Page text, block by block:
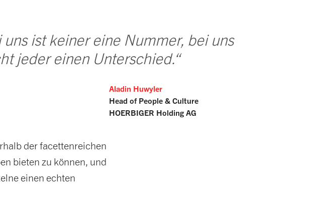
uns ist keiner eine Nummer, bei uns
jeder einen Unterschied.“
Aladin Huwyler
Head of People & Culture
HOERBIGER Holding AG
der facettenreichen
bieten zu können, und
einen echten